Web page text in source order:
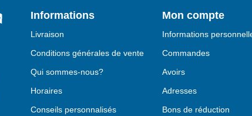
Informations
Livraison
Conditions générales de vente
Qui sommes-nous?
Horaires
Conseils personnalisés
Mon compte
Informations
Commandes
Avoirs
Adresses
Bons de réduction